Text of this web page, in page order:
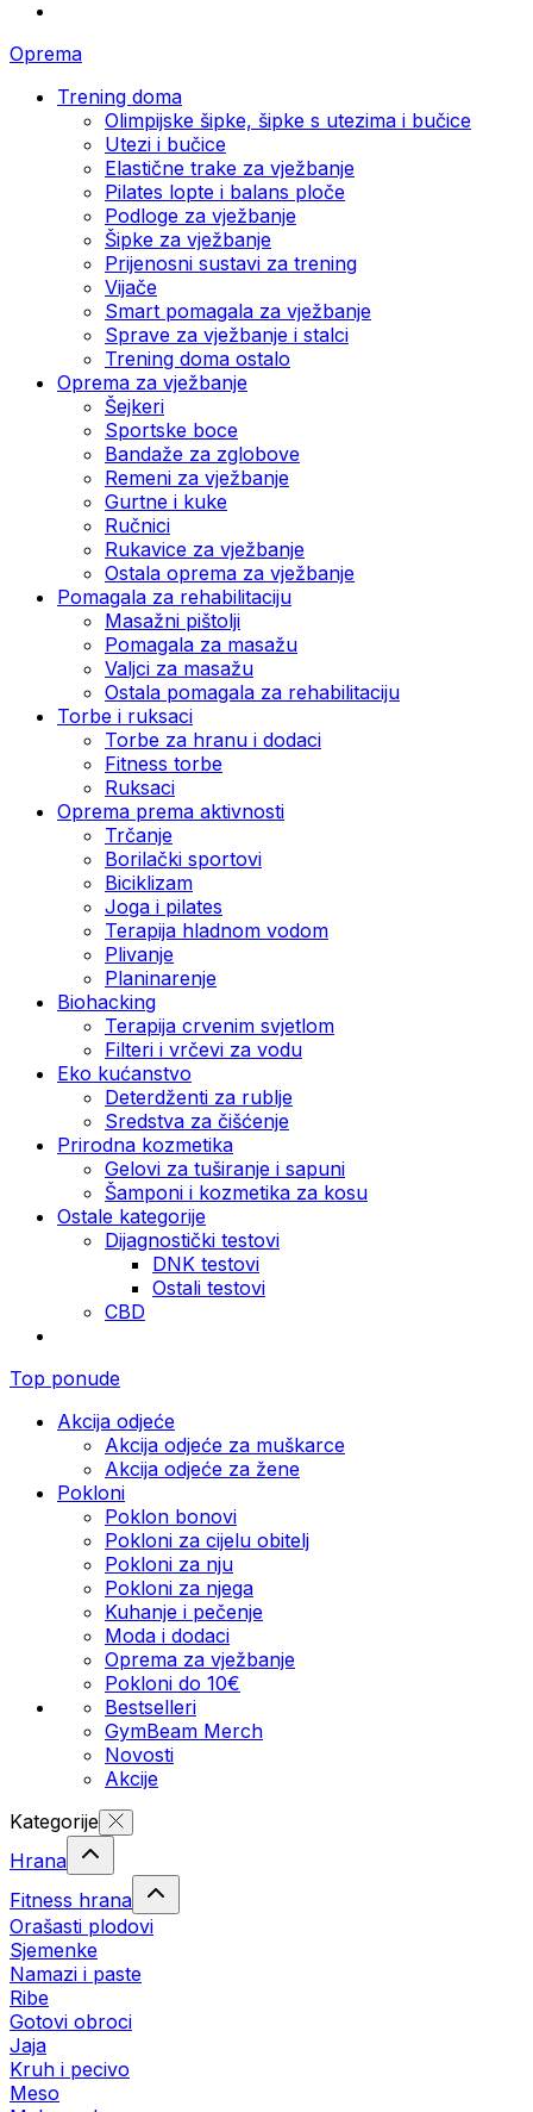
Oprema
Trening doma
Olimpijske šipke, šipke s utezima i bučice
Utezi i bučice
Elastične trake za vježbanje
Pilates lopte i balans ploče
Podloge za vježbanje
Šipke za vježbanje
Prijenosni sustavi za trening
Vijače
Smart pomagala za vježbanje
Sprave za vježbanje i stalci
Trening doma ostalo
Oprema za vježbanje
Šejkeri
Sportske boce
Bandaže za zglobove
Remeni za vježbanje
Gurtne i kuke
Ručnici
Rukavice za vježbanje
Ostala oprema za vježbanje
Pomagala za rehabilitaciju
Masažni pištolji
Pomagala za masažu
Valjci za masažu
Ostala pomagala za rehabilitaciju
Torbe i ruksaci
Torbe za hranu i dodaci
Fitness torbe
Ruksaci
Oprema prema aktivnosti
Trčanje
Borilački sportovi
Biciklizam
Joga i pilates
Terapija hladnom vodom
Plivanje
Planinarenje
Biohacking
Terapija crvenim svjetlom
Filteri i vrčevi za vodu
Eko kućanstvo
Deterdženti za rublje
Sredstva za čišćenje
Prirodna kozmetika
Gelovi za tuširanje i sapuni
Šamponi i kozmetika za kosu
Ostale kategorije
Dijagnostički testovi
DNK testovi
Ostali testovi
CBD
Top ponude
Akcija odjeće
Akcija odjeće za muškarce
Akcija odjeće za žene
Pokloni
Poklon bonovi
Pokloni za cijelu obitelj
Pokloni za nju
Pokloni za njega
Kuhanje i pečenje
Moda i dodaci
Oprema za vježbanje
Pokloni do 10€
Bestselleri
GymBeam Merch
Novosti
Akcije
Kategorije
Hrana
Fitness hrana
Orašasti plodovi
Sjemenke
Namazi i paste
Ribe
Gotovi obroci
Jaja
Kruh i pecivo
Meso